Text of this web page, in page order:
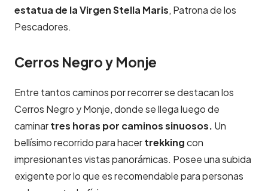
estatua de la Virgen Stella Maris, Patrona de los
Pescadores.
Cerros Negro y Monje
Entre tantos caminos por recorrer se destacan los
Cerros Negro y Monje, donde se llega luego de
caminartres horas por caminos sinuosos. Un
bellísimo recorrido para hacertrekkingcon
impresionantes vistas panorámicas. Posee una subida
exigente por lo que es recomendable para personas